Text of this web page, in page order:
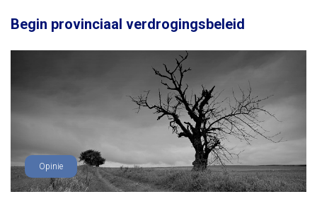
Begin provinciaal verdrogingsbeleid
Opinie